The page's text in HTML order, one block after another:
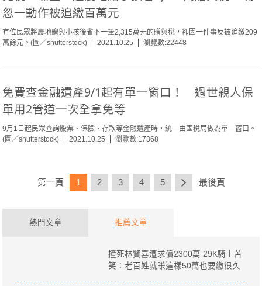
忽一動作被追繳百萬元
有位民眾將農地贈與小孩後省下一筆2,315萬元的贈與稅，卻因一件事反被追繳209
萬餘元。(圖／shutterstock)
2021.10.25 瀏覽數:22448
免費查金融遺產9/1起有單一窗口！ 過世親人保
單用2管道一次全拿免等
9月1日起民眾查詢股票、保險、存款等金融遺產時，統一由國稅局做為單一窗口。
(圖／shutterstock)
2021.10.25 瀏覽數:17368
第一頁 1 2 3 4 5 最後頁
熱門文章 推薦文章
撞死林賢喜遭求償2300萬 29K騎士苦
笑：老百姓就賺這樣50萬也要繳很久